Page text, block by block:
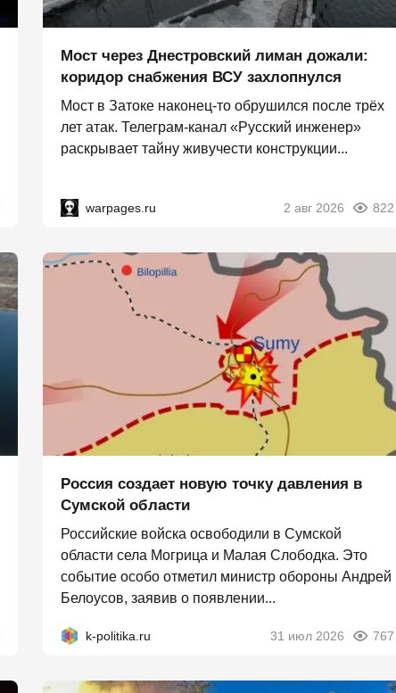
Мост через Днестровский лиман дожали:
коридор снабжения ВСУ захлопнулся
Мост в Затоке наконец-то обрушился после трёх
лет атак. Телеграм-канал «Русский инженер»
раскрывает тайну живучести конструкции...
warpages.ru 2 авг 2026 822
Россия создает новую точку давления в
Сумской области
Российские войска освободили в Сумской
области села Могрица и Малая Слободка. Это
событие особо отметил министр обороны Андрей
Белоусов, заявив о появлении...
k-politika.ru 31 июл 2026 767